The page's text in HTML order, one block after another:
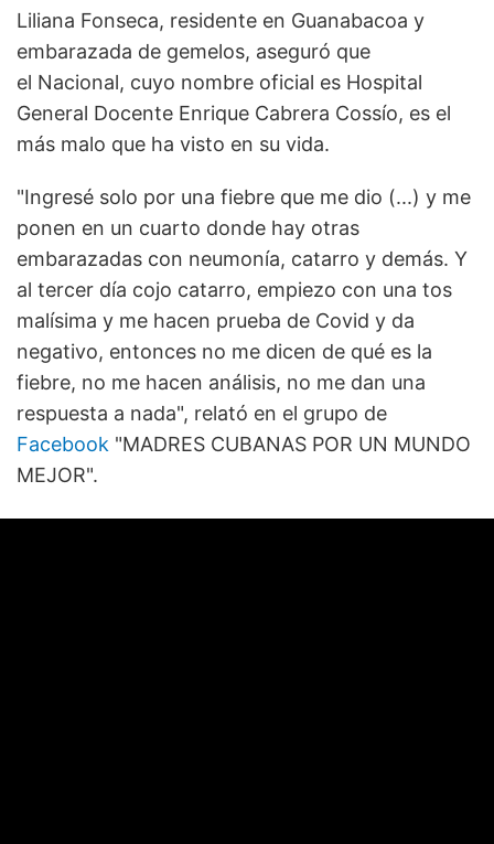
Liliana Fonseca, residente en Guanabacoa y
embarazada de gemelos, aseguró que
el Nacional, cuyo nombre oficial es Hospital
General Docente Enrique Cabrera Cossío, es el
más malo que ha visto en su vida.
"Ingresé solo por una fiebre que me dio (...) y me
ponen en un cuarto donde hay otras
embarazadas con neumonía, catarro y demás. Y
al tercer día cojo catarro, empiezo con una tos
malísima y me hacen prueba de Covid y da
negativo, entonces no me dicen de qué es la
fiebre, no me hacen análisis, no me dan una
respuesta a nada", relató en el grupo de
Facebook "MADRES CUBANAS POR UN MUNDO
MEJOR".